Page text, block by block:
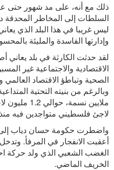
ذلك مع أنه، على مد شهور حتى
السلطات إلى المخاطر المحدقة
ليس غريبا في هذا البلد الذي
وإدارتها الفاسدة والمليئة
لقد حدثت الكارثة في بلد يعاني
الاقتصادية والاجتماعية غير
الصحية وتباطؤ الاقتصاد
وبالرغم من بنيته التحتية
لاجئ فلسطيني متواجدين فيه
واضطرت حكومة حسان دياب إلى
أعقبت الانفجار في المرفأ.
الغضب الشعبي الذي ولد حركة
الخريف الماضي.